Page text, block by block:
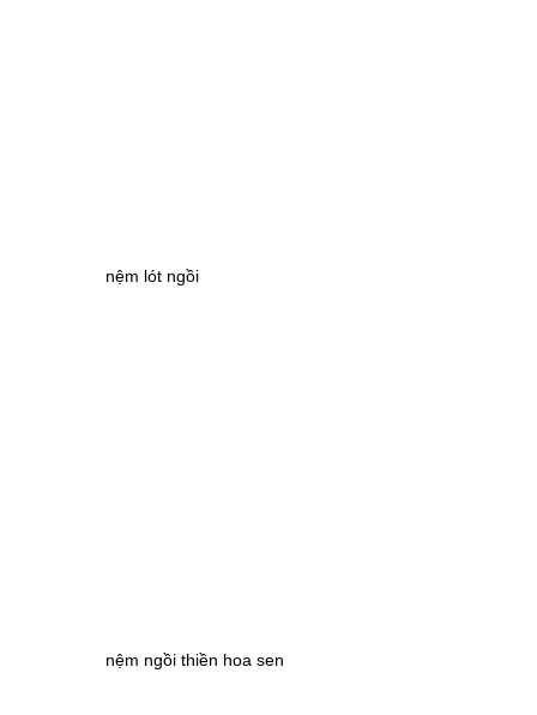
nệm lót ngồi
nệm ngồi thiền hoa sen